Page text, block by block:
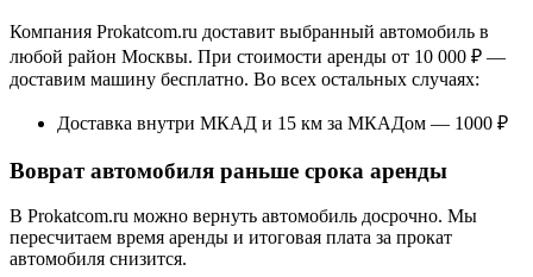
Компания Prokatcom.ru доставит выбранный автомобиль в
любой район Москвы. При стоимости аренды от 10 000 ₽ —
доставим машину бесплатно. Во всех остальных случаях:
Доставка внутри МКАД и 15 км за МКАДом — 1000 ₽
Воврат автомобиля раньше срока аренды
В Prokatcom.ru можно вернуть автомобиль досрочно. Мы
пересчитаем время аренды и итоговая плата за прокат
автомобиля снизится.